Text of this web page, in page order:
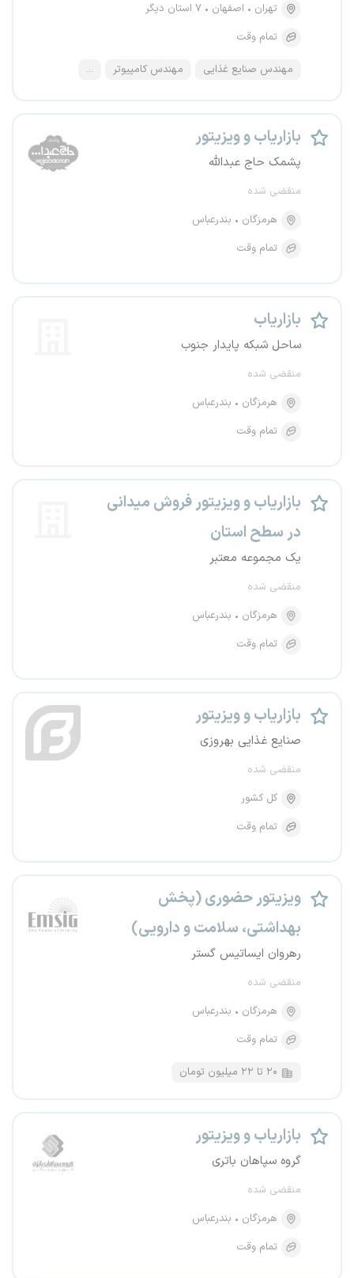
تهران
اصفهان
۷ استان دیگر
تمام وقت
مهندس صنایع غذایی مهندس کامپیوتر ...
بازاریاب و ویزیتور
پشمک حاج عبدالله
منقضی شده
هرمزگان
بندرعباس
تمام وقت
بازاریاب
ساحل شبکه پایدار جنوب
منقضی شده
هرمزگان
بندرعباس
تمام وقت
بازاریاب و ویزیتور فروش میدانی
در سطح استان
یک مجموعه معتبر
منقضی شده
هرمزگان
بندرعباس
تمام وقت
بازاریاب و ویزیتور
صنایع غذایی بهروزی
منقضی شده
کل کشور
تمام وقت
ویزیتور حضوری (پخش
بهداشتی، سلامت و دارویی)
رهروان ایساتیس گستر
منقضی شده
هرمزگان
بندرعباس
تمام وقت
۲۰ تا ۲۲ میلیون تومان
بازاریاب و ویزیتور
گروه سپاهان باتری
منقضی شده
هرمزگان
بندرعباس
تمام وقت